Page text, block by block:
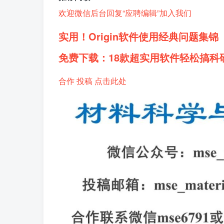
欢迎微信后台回复“应聘编辑”加入我们
实用！ Origin软件使用经典问题集锦
免费下载： 18款超实用软件轻松搞科
合作 投稿 点击此处